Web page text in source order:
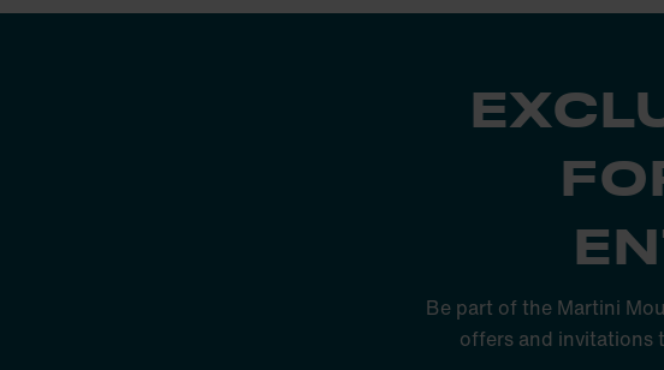
Be part of the Martini
offers and invitations